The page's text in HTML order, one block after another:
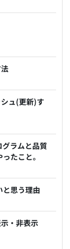
ュ(更新)す
グラムと品質
たこと。
と思う理由
・非表示